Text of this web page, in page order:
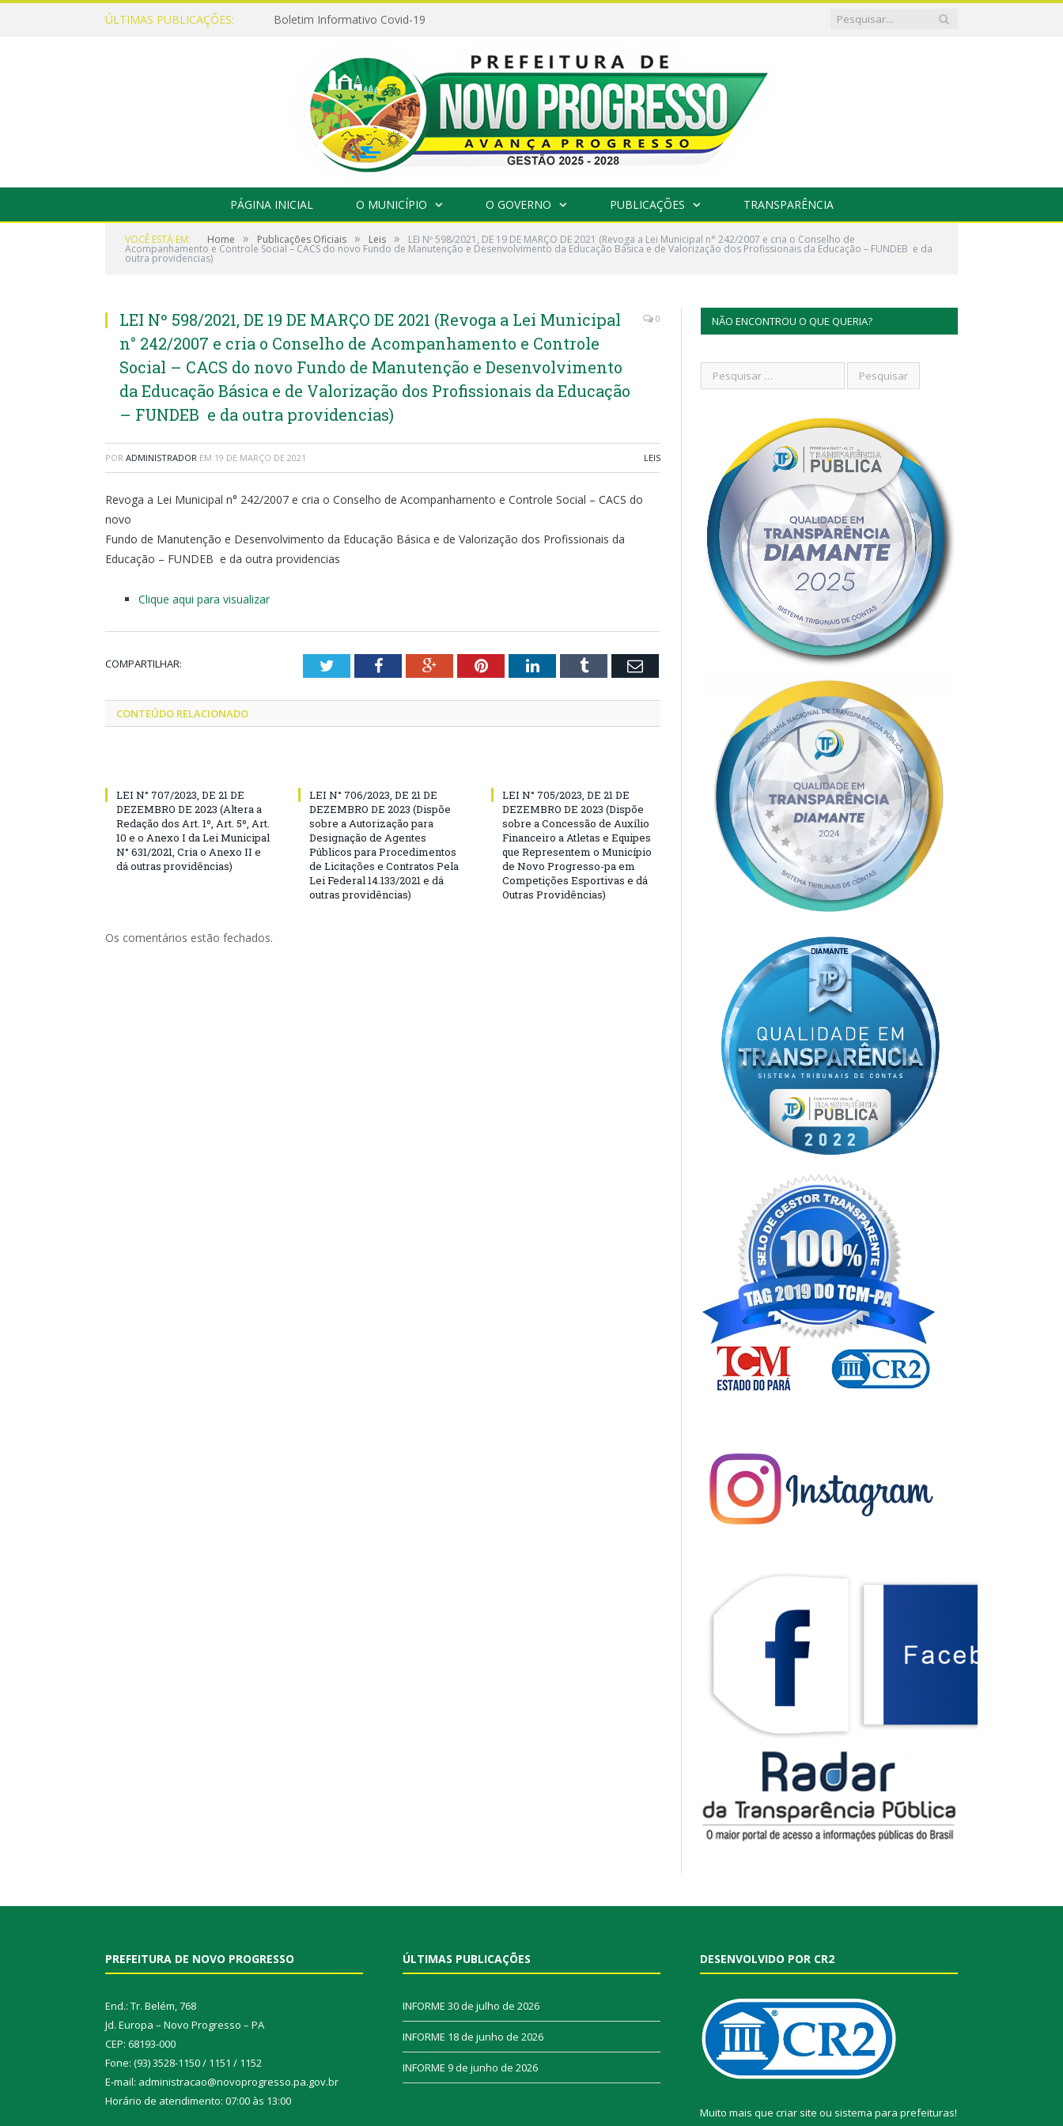
ÚLTIMAS PUBLICAÇÕES: Boletim Informativo Covid-19
PÁGINA INICIAL O MUNICÍPIO O GOVERNO PUBLICAÇÕES TRANSPARÊNCIA
VOCÊ ESTÁ EM: Home » Publicações Oficiais » Leis » LEI Nº 598/2021, DE 19 DE MARÇO DE 2021 (Revoga a Lei Municipal n° 242/2007 e cria o Conselho de
Acompanhamento e Controle Social – CACS do novo Fundo de Manutenção e Desenvolvimento da Educação Básica e de Valorização dos Profissionais da Educação – FUNDEB e da
outra providencias)
LEI Nº 598/2021, DE 19 DE MARÇO DE 2021 (Revoga a Lei Municipal
n° 242/2007 e cria o Conselho de Acompanhamento e Controle
Social – CACS do novo Fundo de Manutenção e Desenvolvimento
da Educação Básica e de Valorização dos Profissionais da Educação
– FUNDEB e da outra providencias)
0
POR ADMINISTRADOR EM 19 DE MARÇO DE 2021 LEIS
Revoga a Lei Municipal n° 242/2007 e cria o Conselho de Acompanhamento e Controle Social – CACS do
novo
Fundo de Manutenção e Desenvolvimento da Educação Básica e de Valorização dos Profissionais da
Educação – FUNDEB e da outra providencias
Clique aqui para visualizar
COMPARTILHAR: TwitterFacebookGoogle+PinterestLinkedInTumblr Email
CONTEÚDO RELACIONADO
LEI N° 707/2023, DE 21 DE
DEZEMBRO DE 2023 (Altera a
Redação dos Art. 1º, Art. 5º, Art.
10 e o Anexo I da Lei Municipal
N° 631/2021, Cria o Anexo II e
dá outras providências)
LEI N° 706/2023, DE 21 DE
DEZEMBRO DE 2023 (Dispõe
sobre a Autorização para
Designação de Agentes
Públicos para Procedimentos
de Licitações e Contratos Pela
Lei Federal 14.133/2021 e dá
outras providências)
LEI N° 705/2023, DE 21 DE
DEZEMBRO DE 2023 (Dispõe
sobre a Concessão de Auxílio
Financeiro a Atletas e Equipes
que Representem o Município
de Novo Progresso-pa em
Competições Esportivas e dá
Outras Providências)
Os comentários estão fechados.
NÃO ENCONTROU O QUE QUERIA?
PREFEITURA DE NOVO PROGRESSO
End.: Tr. Belém, 768
Jd. Europa – Novo Progresso – PA
CEP: 68193-000
Fone: (93) 3528-1150 / 1151 / 1152
E-mail: administracao@novoprogresso.pa.gov.br
Horário de atendimento: 07:00 às 13:00
ÚLTIMAS PUBLICAÇÕES
INFORME 30 de julho de 2026
INFORME 18 de junho de 2026
INFORME 9 de junho de 2026
DESENVOLVIDO POR CR2
Muito mais que criar site ou sistema para prefeituras!